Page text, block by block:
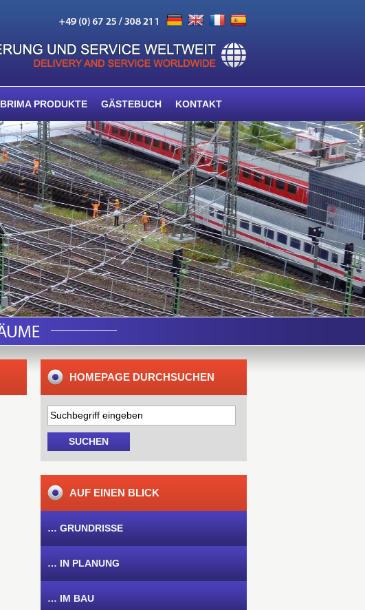
BRIMA PRODUKTE GÄSTEBUCH KONTAKT
HOMEPAGE DURCHSUCHEN
AUF EINEN BLICK
… GRUNDRISSE
… IN PLANUNG
… IM BAU